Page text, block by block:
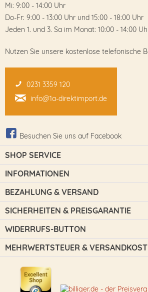
Mi: 9:00 - 14:00 Uhr
Do-Fr: 9:00 - 13:00 Uhr und 15:00 - 18:00 Uhr
Jeden 1. und 3. Sa im Monat: 10:00 - 14:00
Nutzen Sie unsere kostenlose telefonische
0231 3359 120
info@1a-direktimport.de
Besuchen Sie uns auf Facebook
SHOP SERVICE
INFORMATIONEN
BEZAHLUNG & VERSAND
SICHERHEITEN & PREISGARANTIE
WIDERRUFS-BUTTON
MEHRWERTSTEUER &